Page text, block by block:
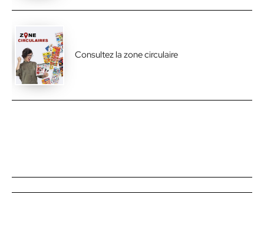
Consultez la zone circulaire